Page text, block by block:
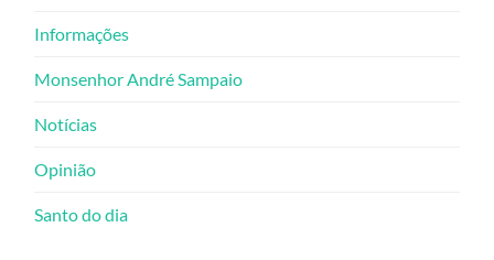
Informações
Monsenhor André Sampaio
Notícias
Opinião
Santo do dia